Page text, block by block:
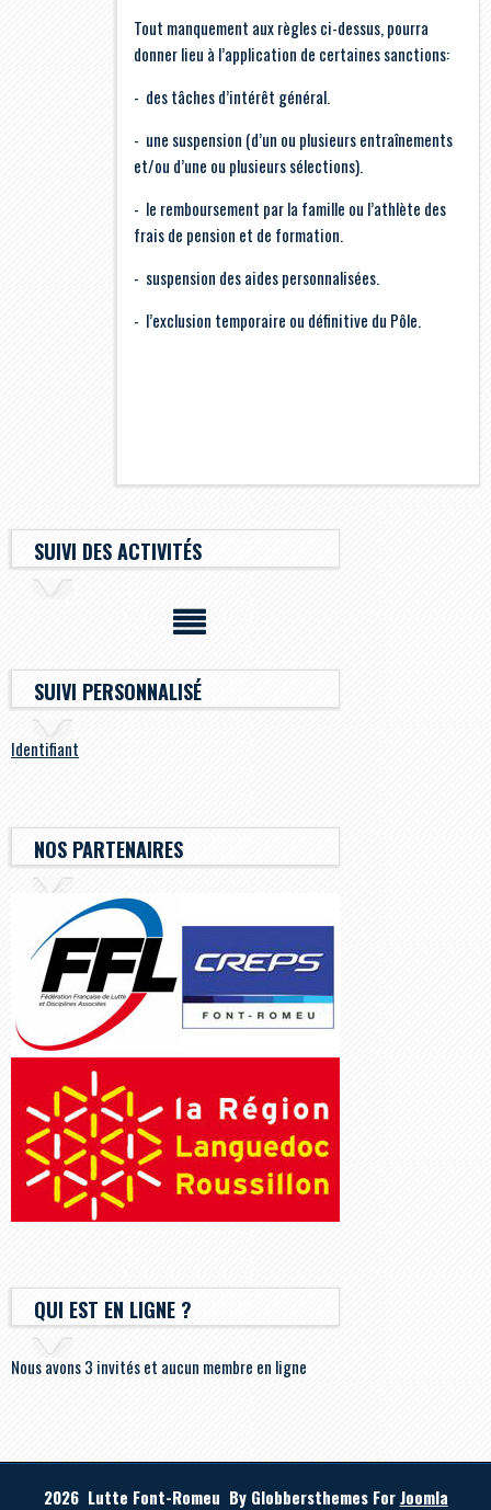
Tout manquement aux règles ci-dessus, pourra
donner lieu à l’application de certaines sanctions:
- des tâches d’intérêt général.
- une suspension (d’un ou plusieurs entraînements
et/ou d’une ou plusieurs sélections).
- le remboursement par la famille ou l’athlète des
frais de pension et de formation.
- suspension des aides personnalisées.
- l’exclusion temporaire ou définitive du Pôle.
SUIVI DES ACTIVITÉS
SUIVI PERSONNALISÉ
Identifiant
NOS PARTENAIRES
QUI EST EN LIGNE ?
Nous avons 3 invités et aucun membre en ligne
2026 Lutte Font-Romeu By Globbersthemes ForJoomla